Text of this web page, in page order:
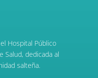
Hospital Público
Salud, dedicada al
salteña.